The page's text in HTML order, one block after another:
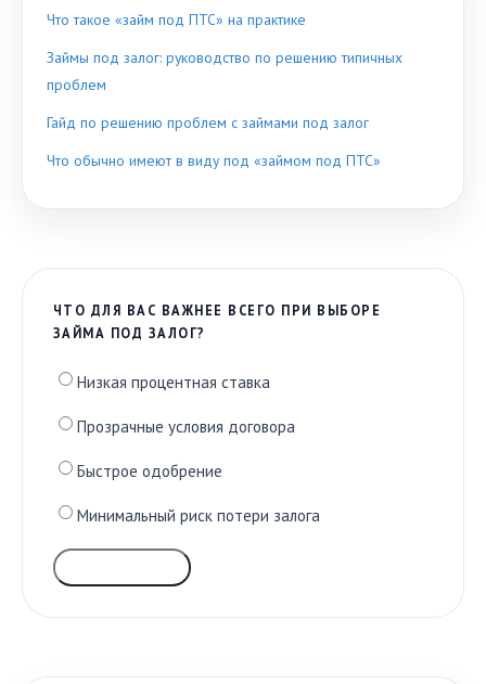
Что такое «займ под ПТС» на практике
Займы под залог: руководство по решению типичных
проблем
Гайд по решению проблем с займами под залог
Что обычно имеют в виду под «займом под ПТС»
ЧТО ДЛЯ ВАС ВАЖНЕЕ ВСЕГО ПРИ ВЫБОРЕ
ЗАЙМА ПОД ЗАЛОГ?
Низкая процентная ставка
Прозрачные условия договора
Быстрое одобрение
Минимальный риск потери залога